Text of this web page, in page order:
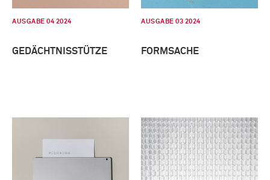
AUSGABE 04 2024
GEDÄCHTNISSTÜTZE
AUSGABE 03 2024
FORMSACHE